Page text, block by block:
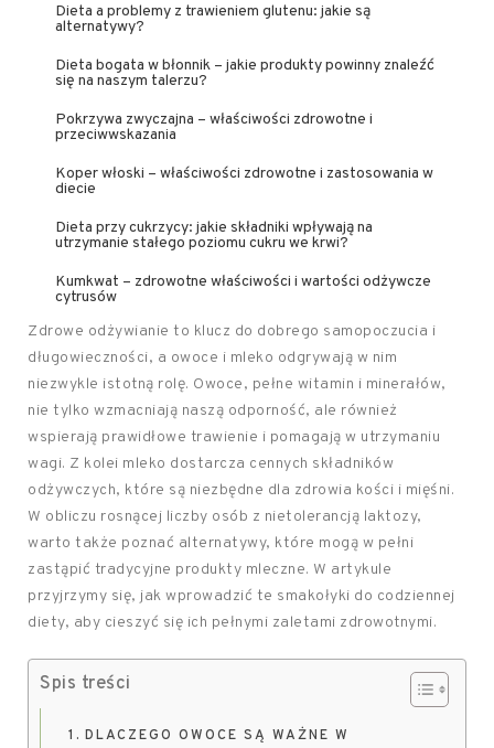
Dieta a problemy z trawieniem glutenu: jakie są
alternatywy?
Dieta bogata w błonnik – jakie produkty powinny znaleźć
się na naszym talerzu?
Pokrzywa zwyczajna – właściwości zdrowotne i
przeciwwskazania
Koper włoski – właściwości zdrowotne i zastosowania w
diecie
Dieta przy cukrzycy: jakie składniki wpływają na
utrzymanie stałego poziomu cukru we krwi?
Kumkwat – zdrowotne właściwości i wartości odżywcze
cytrusów
Zdrowe odżywianie to klucz do dobrego samopoczucia i
długowieczności, a owoce i mleko odgrywają w nim
niezwykle istotną rolę. Owoce, pełne witamin i minerałów,
nie tylko wzmacniają naszą odporność, ale również
wspierają prawidłowe trawienie i pomagają w utrzymaniu
wagi. Z kolei mleko dostarcza cennych składników
odżywczych, które są niezbędne dla zdrowia kości i mięśni.
W obliczu rosnącej liczby osób z nietolerancją laktozy,
warto także poznać alternatywy, które mogą w pełni
zastąpić tradycyjne produkty mleczne. W artykule
przyjrzymy się, jak wprowadzić te smakołyki do codziennej
diety, aby cieszyć się ich pełnymi zaletami zdrowotnymi.
Spis treści
DLACZEGO OWOCE SĄ WAŻNE W